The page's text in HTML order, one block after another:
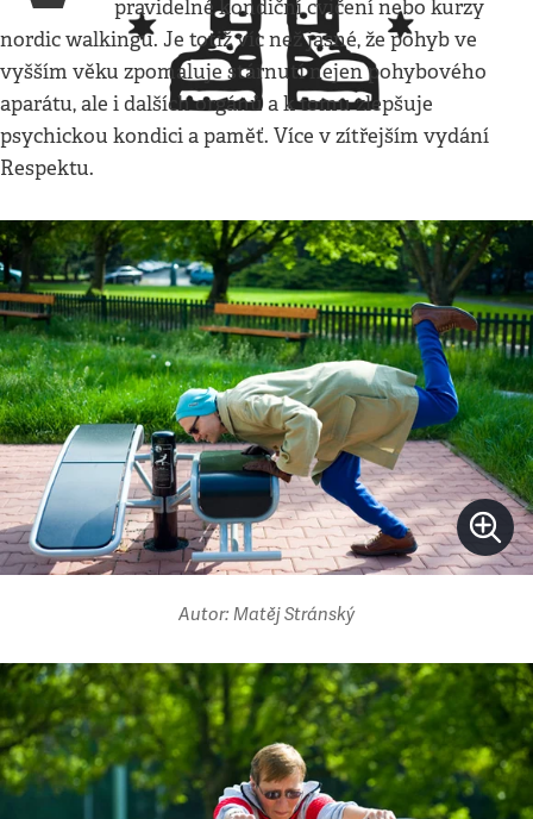
pravidelné kondiční cvičení nebo kurzy
nordic walkingu. Je totiž víc než jasné, že pohyb ve
vyšším věku zpomaluje stárnutí nejen pohybového
aparátu, ale i dalších orgánů a k tomu zlepšuje
psychickou kondici a paměť. Více v zítřejším vydání
Respektu.
Autor: Matěj Stránský